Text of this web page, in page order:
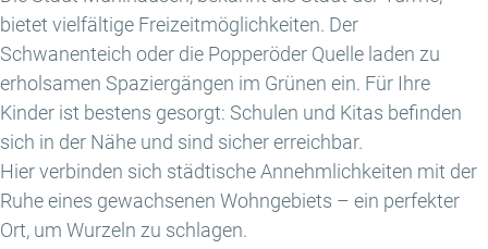
bietet vielfältige Freizeitmöglichkeiten. Der
Schwanenteich oder die Popperöder Quelle laden zu
erholsamen Spaziergängen im Grünen ein. Für Ihre
Kinder ist bestens gesorgt: Schulen und Kitas befinden
sich in der Nähe und sind sicher erreichbar.
Hier verbinden sich städtische Annehmlichkeiten mit der
Ruhe eines gewachsenen Wohngebiets – ein perfekter
Ort, um Wurzeln zu schlagen.